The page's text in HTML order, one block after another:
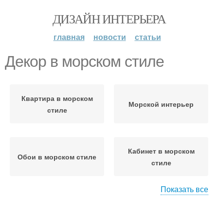
ДИЗАЙН ИНТЕРЬЕРА
главная новости статьи
Декор в морском стиле
Квартира в морском
стиле
Морской интерьер
Обои в морском стиле
Кабинет в морском
стиле
Показать все